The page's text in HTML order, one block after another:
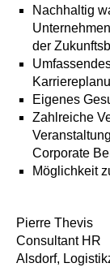
Nachhaltig
der
Eigenes
Zahlreiche
Corporate
Möglichkeit
Pierre Thevis
Consultant HR
Alsdorf,